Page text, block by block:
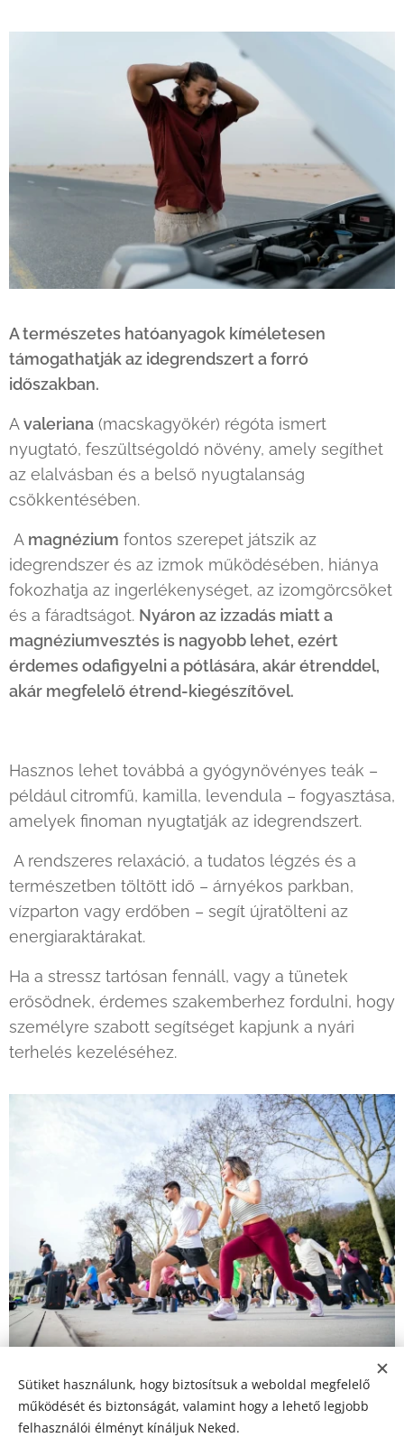
A természetes hatóanyagok kíméletesen
támogathatják az idegrendszert a forró
időszakban.
Avaleriana (macskagyökér) régóta ismert
nyugtató, feszültségoldó növény, amely segíthet
az elalvásban és a belső nyugtalanság
csökkentésében.
A magnézium fontos szerepet játszik az
idegrendszer és az izmok működésében, hiánya
fokozhatja az ingerlékenységet, az izomgörcsöket
és a fáradtságot. Nyáron az izzadás miatt a
magnéziumvesztés is nagyobb lehet, ezért
érdemes odafigyelni a pótlására, akár étrenddel,
akár megfelelő étrend-kiegészítővel.
Hasznos lehet továbbá a gyógynövényes teák –
például citromfű, kamilla, levendula – fogyasztása,
amelyek finoman nyugtatják az idegrendszert.
A rendszeres relaxáció, a tudatos légzés és a
természetben töltött idő – árnyékos parkban,
vízparton vagy erdőben – segít újratölteni az
energiaraktárakat.
Ha a stressz tartósan fennáll, vagy a tünetek
erősödnek, érdemes szakemberhez fordulni, hogy
személyre szabott segítséget kapjunk a nyári
terhelés kezeléséhez.
Share
Sütiket használunk, hogy biztosítsuk a weboldal megfelelő
működését és biztonságát, valamint hogy a lehető legjobb
felhasználói élményt kínáljuk Neked.